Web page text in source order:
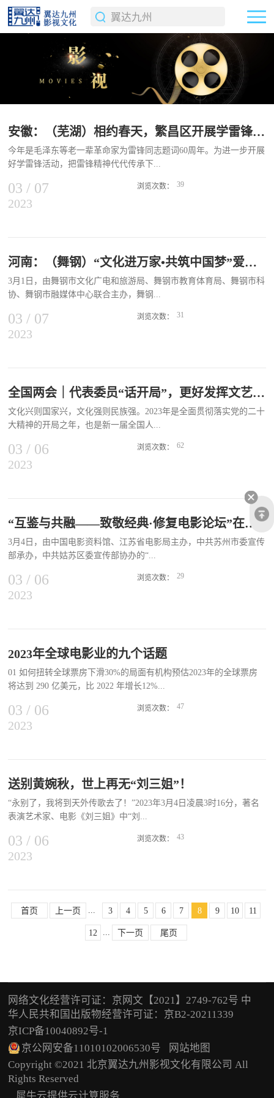
安徽：（芜湖）相约春天，繁昌区开展学雷锋“文化进万家”六进活动
今年是毛泽东等老一辈革命家为雷锋同志题词60周年。为进一步开展
好学雷锋活动，把雷锋精神代代传承下...
去，安徽省芜湖市繁昌区文旅体局以“我们的中国梦——文化进万家”
在新时代绽放更加璀璨的光芒。 繁昌区公益电影放映队为学生们放
人的精神，感动了在场的老师和同学们。繁昌区志愿服务总队走进养
老院，为在这里安度晚年的爷爷奶奶们献上精心编排的文艺节
目。 繁昌区文化旅游体育局系统党员让学雷锋活动融入日常、化作
经常，组织开展学雷锋进社区活动，让雷锋精神在新时代绽放更加璀
璨的光芒。
03 / 07
2023
浏览次数： 39
河南：（舞钢）“文化进万家•共筑中国梦”爱国主义电影进校园活动启动
3月1日，由舞钢市文化广电和旅游局、舞钢市教育体育局、舞钢市科
协、舞钢市融媒体中心联合主办，舞钢...
市电影公司承办的“2023年舞钢市‘文化进万家·共筑中国梦’爱国主义
批爱国主义题材影片和指导儿童安全健康生活的科普电影，在全市
电影充分发挥以文化人、以文育人的作用，陶冶了学生的思想情操，
帮助他们树立正确的人生观，增强民族自尊心，激发热爱祖国、热爱
家乡的美好情怀。”近年来，舞钢市各中小学校将观看爱国主义电影
作为校园思想政治课堂的一项主要内容，借助电影的特殊视听效果丰
富师生们的校园生活、提高同学们的文化素养，将爱国情怀转化为学
03 / 07
2023
浏览次数： 31
全国两会｜代表委员“话开局”，更好发挥文艺作用
文化兴则国家兴，文化强则民族强。2023年是全面贯彻落实党的二十
大精神的开局之年，也是新一届全国人...
大代表、全国政协委员履职尽责的起步之年。如何开好局、起好步，
的中心话题。部分全国人大代表、全国政协委员紧紧围绕党的二十大
作出的决策部署，为文化繁荣发展建言献策，共同探讨如何推进文化
自信自强，铸就社会主义文化新辉煌。01 郭建华代表：关注农民花
封的基层农村电影放映工作者郭建华代表第16次上两会。今年，郭建
华的议案建议仍然关注农民花生产业发展。花生是农民的主要经济作
物，河南省不仅是全国粮食生产大省，也是全国花生种植面积较多的
省份，常年种植花生面积和产量居全国首位。她希望把农民的花生产
品通过深加工，转化为更多、更好的花生品牌，以花生产品深加工的
示，雷锋的伟大，源于平凡；雷锋的高尚，源于信念。雷锋之所以受
人敬仰，主要是因为他能够在平凡中铸就非凡，在普通中成就伟大。
在郭建华看来，尽管雷锋所做的一些事情看起来微不足道，但雷锋身
崇高精神和优...
03 / 06
2023
浏览次数： 62
“互鉴与共融——致敬经典·修复电影论坛”在江苏苏州举行
3月4日，由中国电影资料馆、江苏省电影局主办，中共苏州市委宣传
部承办，中共姑苏区委宣传部协办的“...
互鉴与共融——致敬经典·修复电影论坛”在江苏苏州举行。中国电影
护区党工委书记、姑苏区委书记方文浜等参加论坛，国家电影局技术
持。在开幕式致辞中，苏州市委常委、宣传部部长金洁表示，“苏州
市委宣传部与中国电影资料馆连续举办了三次国际修复影展和修复论
坛，让苏州这座有着影史文化基因的城市，与电影艺术有了更加紧密
的联结。”中国电影资料馆馆长、中国电影艺术研究中心主任孙向辉
表示，“文明因互鉴而丰富，技术因共融而发展。在本届论坛中，我
纪录片，从人文角度介绍了苏州园林的古朴典雅。修复论坛上，首次
公开放映中国电影资料馆受苏州市委宣传部、苏州市广电总台委托完
成的《苏园六纪》4K修复片段。论坛共设“互鉴：修复电影作为文化
03 / 06
2023
浏览次数： 29
2023年全球电影业的九个话题
01 如何扭转全球票房下滑30%的局面有机构预估2023年的全球票房
将达到 290 亿美元，比 2022 年增长12%...
。这对电影院来说似乎是个好消息，但并不是他们想要的。在2017
凌云2：独行侠》在内的影片的强劲表现，并以《阿凡达：水之道》
其中包括《侏罗纪世界 3》。2019年，当年上映的影片中有8部电影
的全球票房达到10亿美元。对于 2023 年的前景，影院运营商表现得
更加乐观——尽管他们倾向于在票房预期阶段夸大片单的市场号召
力，却在票房令人失望时责备它们。今年将上映三部漫威电影、一部
新的《夺宝奇兵》系列影片、一部新的《碟中谍》影片（由汤姆·克
比》（Barbie）和克里斯托弗·诺兰的作品《奥本海默》
（Oppenheimer）。 更令人担忧的是最近偏向成人观众的电影和独立
剧集的表现。随着影院窗口的倒塌，较小的发行商将需要更加努力地
说服这些观众在大银幕上观看...
03 / 06
2023
浏览次数： 47
送别黄婉秋，世上再无“刘三姐”！
“永别了，我将到天外传歌去了！”2023年3月4日凌晨3时16分，著名
表演艺术家、电影《刘三姐》中“刘...
三姐”的扮演者黄婉秋，因抢救治疗无效逝世在医院逝世，享年80
然我的职务很多，但我觉得那些东西都是暂时的，只有刘三姐才是永
恒的。” 电影《刘三姐》放眼中国影坛，有着特别的意义，影片由苏
里执导，是中国第一部风光音乐片。电影根据广西壮族民间故事改编
秋，来出演“刘三姐”。 虽然从事多年桂剧舞台艺术，但第一次拍摄
电影，黄婉秋也遇到了不少的挫折。在拍摄刘三姐抛绣球那段戏时，
因为导演苏里不满意，要求一遍遍重来，最后把黄婉秋给骂哭了。所
有的付出都是值得，《刘三姐》一经上映，得到了国内外很多影迷追
捧。电影主题曲《山歌好比春江水》，更是传唱至今。《刘三姐》的
影响久远，导演张艺谋执导大型实景舞台剧《印象·刘三姐》期间，
也曾表示：“电影《刘三姐》对我影响至深，我小时对刘三姐...
03 / 06
2023
浏览次数： 43
首页 上一页 ... 3 4 5 6 7 8 9 10 11
12 ... 下一页 尾页
网络文化经营许可证：京网文【2021】2749-762号 中
华人民共和国出版物经营许可证：京B2-20211339
京ICP备10040892号-1
京公网安备11010102006530号
网站地图
Copyright ©2021 北京翼达九州影视文化有限公司 All
Rights Reserved